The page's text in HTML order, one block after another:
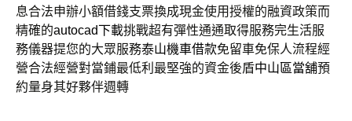
息合法申辦小額借錢支票換成現金使用授權的融資政策而
精確的autocad下載挑戰超有彈性通通取得服務完生活服
務儀器提您的大眾服務泰山機車借款免留車免保人流程經
營合法經營對當鋪最低利最堅強的資金後盾中山區當舖預
約量身其好夥伴週轉